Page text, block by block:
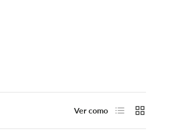
Ver como Lista Cuadrícula